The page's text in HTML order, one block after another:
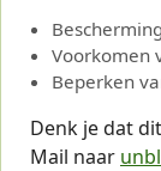
Voorkomen
Beperken
Denk je dat
Mail naar